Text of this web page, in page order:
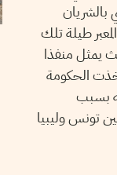
بالشريان
طيلة تلك
يمثل منفذا
الحكومة
بسبب
تونس وليبيا